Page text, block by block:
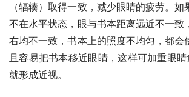
（辐辏）取得一致，减少眼睛的疲劳。
不在水平状态，眼与书本距离远近不一致
右均不一致，书本上的照度不均匀，都会
且容易把书本移近眼睛，这样可加重眼
就形成近视。